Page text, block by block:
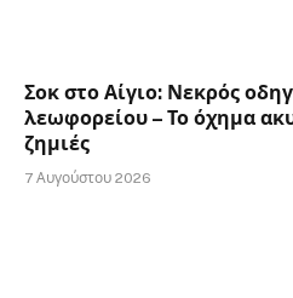
Σοκ στο Αίγιο: Νεκρός
λεωφορείου – Το όχημα
ζημιές
7 Αυγούστου 2026